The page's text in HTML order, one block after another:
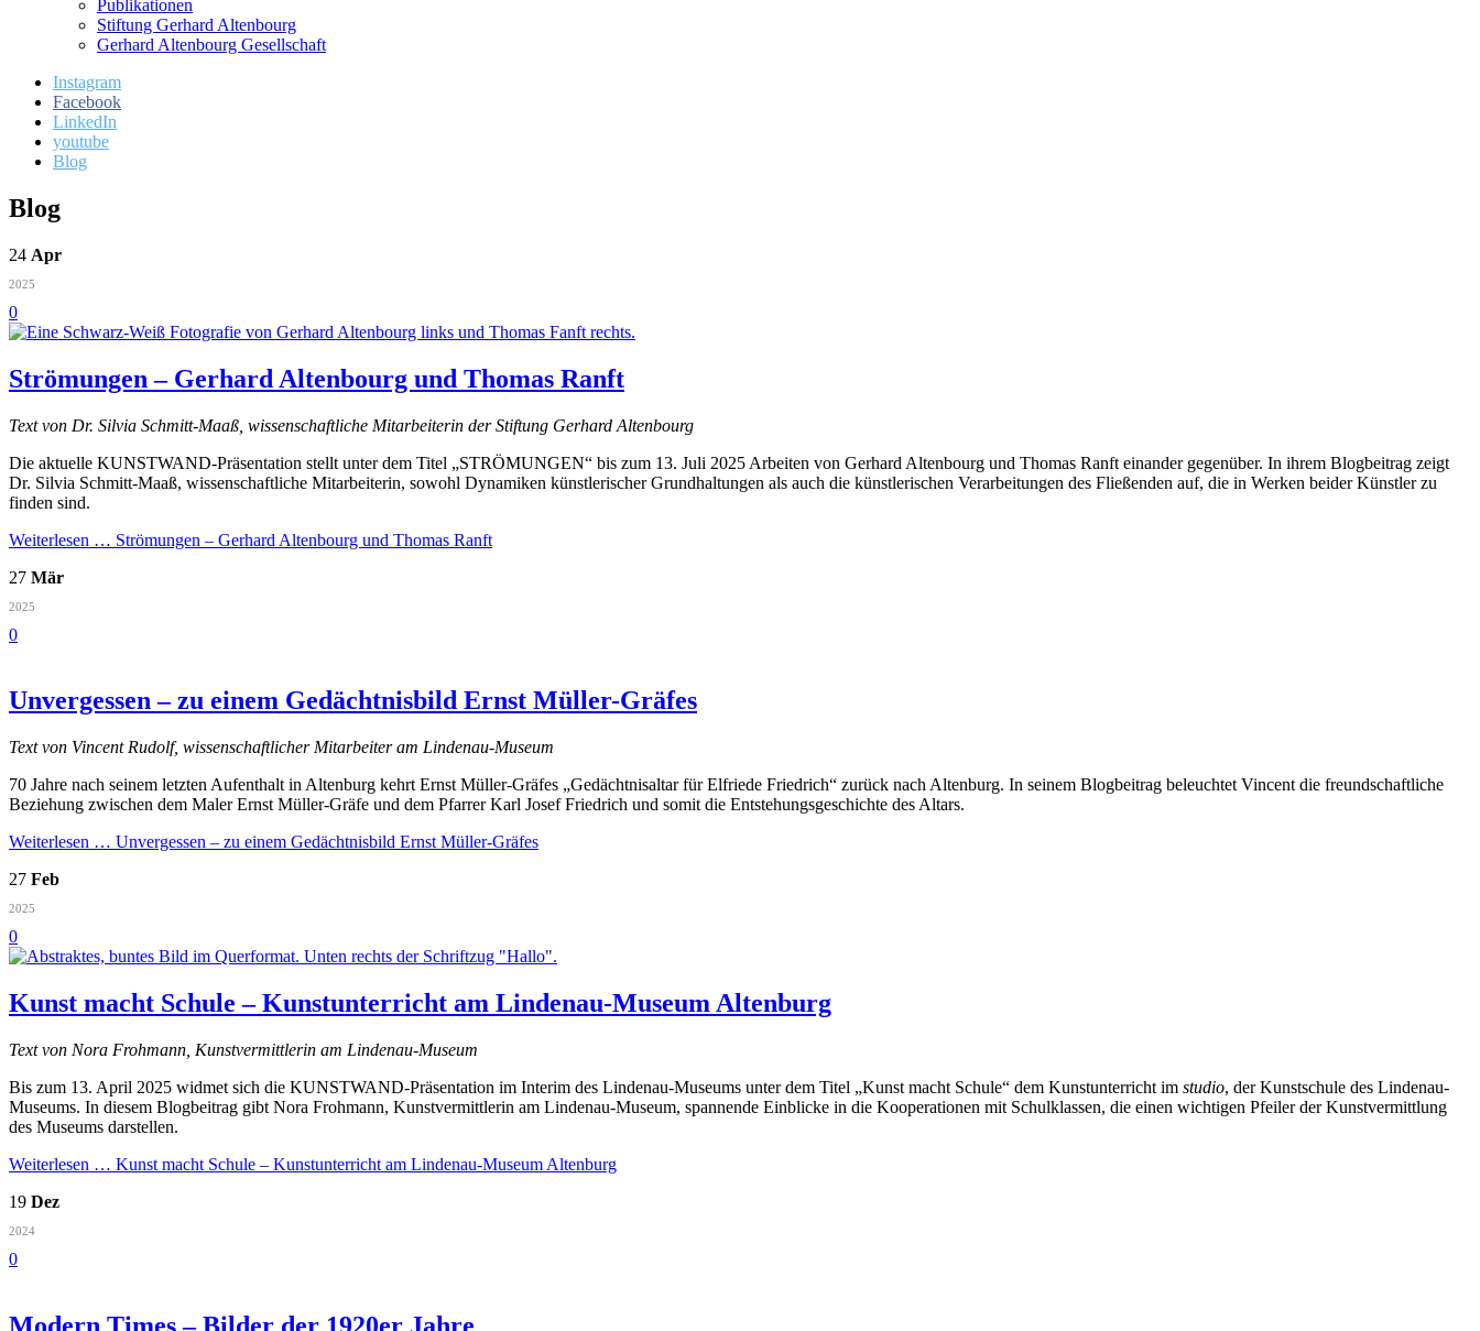
Publikationen
Stiftung Gerhard Altenbourg
Gerhard Altenbourg Gesellschaft
Instagram
Facebook
LinkedIn
youtube
Blog
Blog
24 Apr
2025
0
Strömungen – Gerhard Altenbourg und Thomas Ranft
Text von Dr. Silvia Schmitt-Maaß, wissenschaftliche Mitarbeiterin der Stiftung Gerhard Altenbourg
Die aktuelle KUNSTWAND-Präsentation stellt unter dem Titel „STRÖMUNGEN“ bis zum 13. Juli 2025 Arbeiten von Gerhard Altenbourg und Thomas Ranft einander gegenüber. In ihrem Blogbeitrag zeigt
Dr. Silvia Schmitt-Maaß, wissenschaftliche Mitarbeiterin, sowohl Dynamiken künstlerischer Grundhaltungen als auch die künstlerischen Verarbeitungen des Fließenden auf, die in Werken beider Künstler zu
finden sind.
Weiterlesen … Strömungen – Gerhard Altenbourg und Thomas Ranft
27 Mär
2025
0
Unvergessen – zu einem Gedächtnisbild Ernst Müller-Gräfes
Text von Vincent Rudolf, wissenschaftlicher Mitarbeiter am Lindenau-Museum
70 Jahre nach seinem letzten Aufenthalt in Altenburg kehrt Ernst Müller-Gräfes „Gedächtnisaltar für Elfriede Friedrich“ zurück nach Altenburg. In seinem Blogbeitrag beleuchtet Vincent die freundschaftliche
Beziehung zwischen dem Maler Ernst Müller-Gräfe und dem Pfarrer Karl Josef Friedrich und somit die Entstehungsgeschichte des Altars.
Weiterlesen … Unvergessen – zu einem Gedächtnisbild Ernst Müller-Gräfes
27 Feb
2025
0
Kunst macht Schule – Kunstunterricht am Lindenau-Museum Altenburg
Text von Nora Frohmann, Kunstvermittlerin am Lindenau-Museum
Bis zum 13. April 2025 widmet sich die KUNSTWAND-Präsentation im Interim des Lindenau-Museums unter dem Titel „Kunst macht Schule“ dem Kunstunterricht im studio, der Kunstschule des Lindenau-
Museums. In diesem Blogbeitrag gibt Nora Frohmann, Kunstvermittlerin am Lindenau-Museum, spannende Einblicke in die Kooperationen mit Schulklassen, die einen wichtigen Pfeiler der Kunstvermittlung
des Museums darstellen.
Weiterlesen … Kunst macht Schule – Kunstunterricht am Lindenau-Museum Altenburg
19 Dez
2024
0